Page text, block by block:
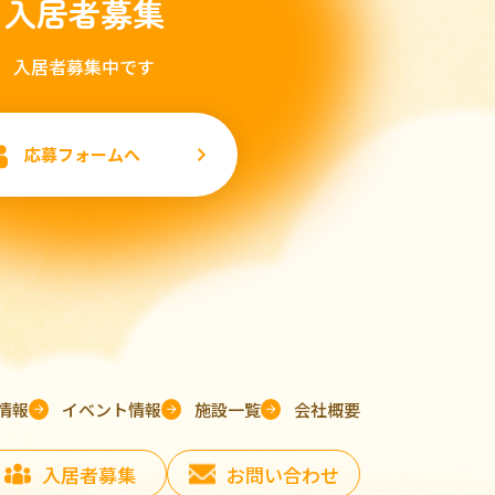
入居者募集
入居者募集中です
応募フォームへ
報 イベント情報 施設一覧 会社概要
入居者募集 お問い合わせ